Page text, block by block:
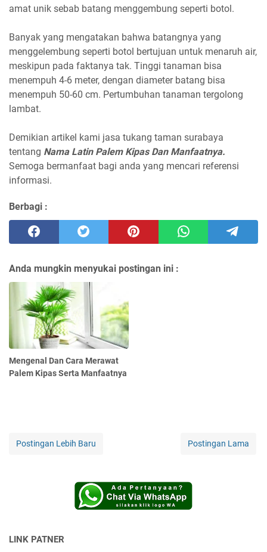
amat unik sebab batang menggembung seperti botol.
Banyak yang mengatakan bahwa batangnya yang
menggelembung seperti botol bertujuan untuk menaruh air,
meskipun pada faktanya tak. Tinggi tanaman bisa
menempuh 4-6 meter, dengan diameter batang bisa
menempuh 50-60 cm. Pertumbuhan tanaman tergolong
lambat.
Demikian artikel kami jasa tukang taman surabaya
tentang Nama Latin Palem Kipas Dan Manfaatnya.
Semoga bermanfaat bagi anda yang mencari referensi
informasi.
Berbagi :
Anda mungkin menyukai postingan ini :
Mengenal Dan Cara Merawat
Palem Kipas Serta Manfaatnya
Postingan Lebih Baru Postingan Lama
LINK PATNER